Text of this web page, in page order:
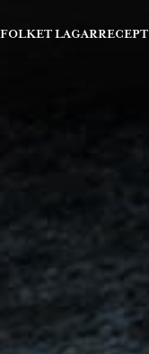
RECEPT
FOLKET LAGAR